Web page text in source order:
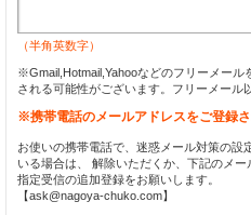
（半角英数字）
※Gmail,Hotmail,Yahooなどのフリーメール
される可能性がございます。フリーメール
※携帯電話のメールアドレスをご登録
お使いの携帯電話で、迷惑メール対策の設
いる場合は、 解除いただくか、下記のメ
指定受信の追加登録をお願いします。
【ask@nagoya-chuko.com】